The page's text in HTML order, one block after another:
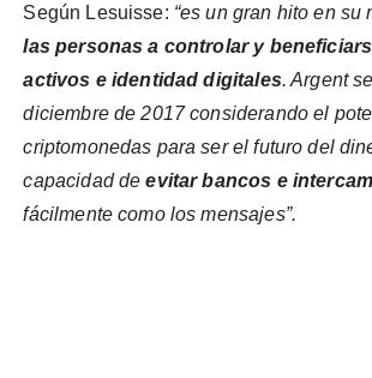
Según Lesuisse: “es un gran hito en su
las personas a controlar y
activos e identidad digitales. Argent
diciembre de 2017 considerando el
criptomonedas para ser el futuro del
capacidad deevitar bancos e
fácilmente como los mensajes”.